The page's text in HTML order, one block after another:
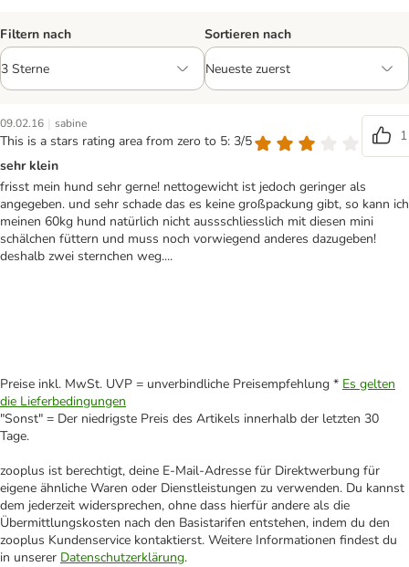
Filtern nach Sortieren nach
09.02.16 | sabine
This is a stars rating area from zero to 5: 3/5
1
sehr klein
frisst mein hund sehr gerne! nettogewicht ist jedoch geringer als
angegeben. und sehr schade das es keine großpackung gibt, so kann ich
meinen 60kg hund natürlich nicht aussschliesslich mit diesen mini
schälchen füttern und muss noch vorwiegend anderes dazugeben!
deshalb zwei sternchen weg....
Preise inkl. MwSt. UVP = unverbindliche Preisempfehlung * Es gelten
die Lieferbedingungen
"Sonst" = Der niedrigste Preis des Artikels innerhalb der letzten 30
Tage.
zooplus ist berechtigt, deine E-Mail-Adresse für Direktwerbung für
eigene ähnliche Waren oder Dienstleistungen zu verwenden. Du kannst
dem jederzeit widersprechen, ohne dass hierfür andere als die
Übermittlungskosten nach den Basistarifen entstehen, indem du den
zooplus Kundenservice kontaktierst. Weitere Informationen findest du
in unserer Datenschutzerklärung.